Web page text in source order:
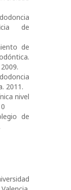
de
de
2011.
nivel
de